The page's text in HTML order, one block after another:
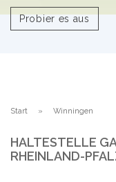
Probier es aus
Start Winningen
HALTESTELLE
RHEINLAND-